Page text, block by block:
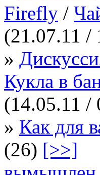
Firefly /
(21.07.11 /
»
Кукла в
(14.05.11 /
» Как для
(26) [>>]